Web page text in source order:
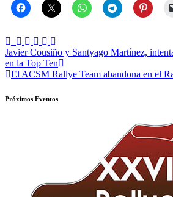
Navegación
de
Javier Cousiño y Santyago Martínez,
en la Top Ten
El ACSM Rallye Team abandona en el
Próximos Eventos